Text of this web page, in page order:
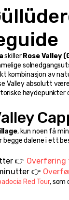
skiller Rose Valley
kombinasjon av
Valley absolutt
, kun noen få
begge dalene i ett
👉 Overføring
👉
Red Tour, som